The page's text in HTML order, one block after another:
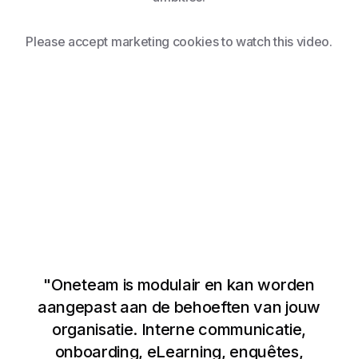
Please accept marketing cookies to watch this video.
Bekijk video
"Oneteam is modulair en kan worden
aangepast aan de behoeften van jouw
organisatie. Interne communicatie,
onboarding, eLearning, enquêtes,